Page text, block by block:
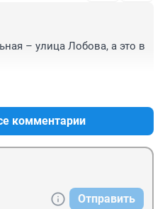
– улица Лобова, а это в
комментарии
Отправить